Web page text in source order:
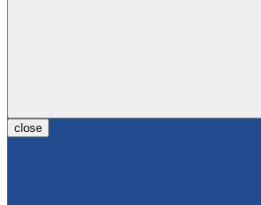
close